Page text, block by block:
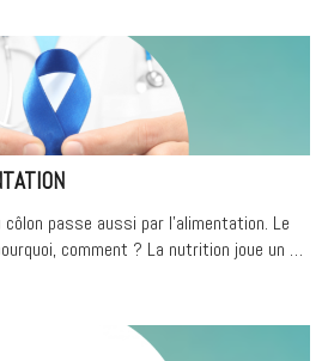
passe aussi par l’alimentation. Le
comment ? La nutrition joue un …